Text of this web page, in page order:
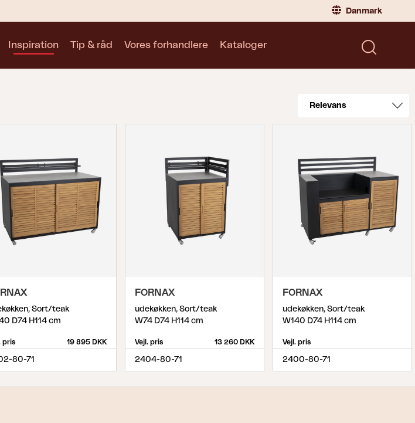
Danmark
Skift til forhandler
Blixt Trolly
Inspiration Tip & råd Vores forhandlere Kataloger
Sort/teak
D74 H114 cm
pris 19 895 DKK
80-71
FORNAX
udekøkken, Sort/teak
W74 D74 H114 cm
Vejl. pris 13 260 DKK
2404-80-71
FORNAX
udekøkken, Sort/teak
W140 D74 H114 cm
Vejl. pris
2400-80-71